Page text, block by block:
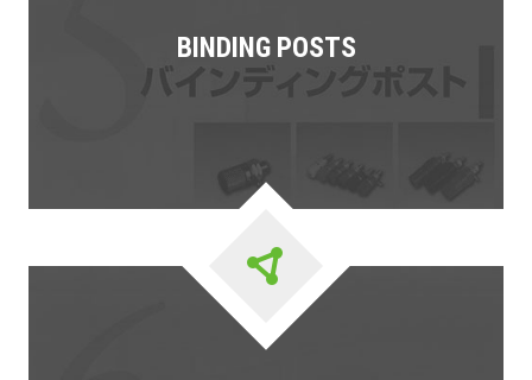
BINDING POSTS